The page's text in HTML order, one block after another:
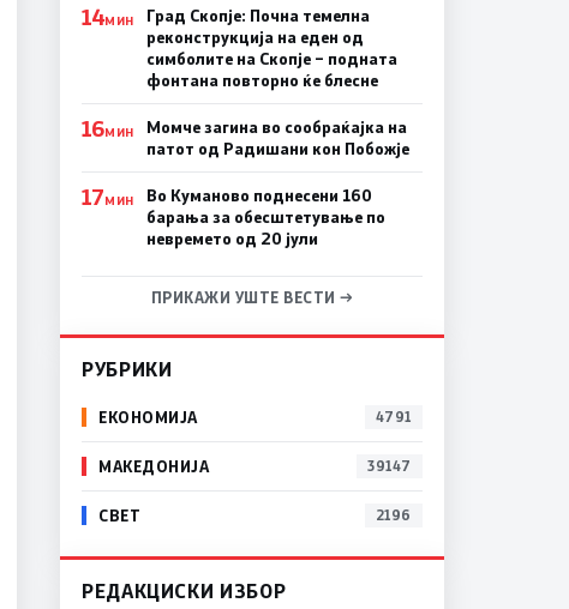
14МИН
Град Скопје: Почна темелна
реконструкција на еден од
симболите на Скопје – подната
фонтана повторно ќе блесне
16МИН
Момче загина во сообраќајка на
патот од Радишани кон Побожје
17МИН
Во Куманово поднесени 160
барања за обесштетување по
невремето од 20 јули
ПРИКАЖИ УШТЕ ВЕСТИ →
РУБРИКИ
ЕКОНОМИЈА 4791
МАКЕДОНИЈА 39147
СВЕТ 2196
РЕДАКЦИСКИ ИЗБОР